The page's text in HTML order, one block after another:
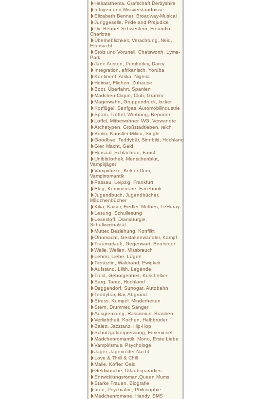
Heiratsthema, Grafschaft Derbyshire
Intrigen und Missverständnisse
Elizabeth Bennet, Broadway-Musical
Junggeselle, Pride and Prejudice
Die Bennet-Schwestern, Freundin
Charlotte
Überheblichkeit, Verachtung, Neid,
Eifersucht
Stolz und Vorurteil, Chatsworth, Lyme-
Park
Jane Austen, Pemberley, Darcy
Integration, afrikanisch, Yoruba
Kontinent, Afrika, Nigeria
Heimat, Fliehen, Zuhause
Boot, Überfahrt, Spanien
Mädchen-Clique, Club, Gramm
Magerwahn, Gruppendruck, locker
Kotflügel, Senfgas, Automobilindustrie
Spam, Trottel, Werbung, Reporter
Löffel, Mitbewohner, WG, Verwandte
Archetypen, Großstadtleben, reich
Berlin, Künstler-Milieu, Single
Goodbye, Teddybär, Sinnbild, Hochland
Gier, Macht, Geld
Hörsaal, Schlachten, Faust
Unibibliothek, Menschenblut,
Vampirjäger
Vampirhexe, Kölner Dom,
Vampirromantik
Passau. Leipzig, Frankfurt
Blog, Kommentare, Facebook
Jugendbuch, Jugendbücher,
Mädchenbücher
Kika, Kaiser, Fiedler, Mothes, LeHuray
Lesung, Schullesung
Lesestoff, Dramaturgie,
Schulkriminalität
Mutter, Beziehung, Konflikt
Ohnmacht, Gestaltenwandler, Kampf
Traumurlaub, Gegenwart, Bootstour
Welle, Wellen, Missbrauch
Lehrer, Liebe, Lügen
Tierärztin, Waldrand, Ewigkeit
Aufstand, Lilith, Legende
Trost, Geborgenheit, Kuscheltier
Sarg, Tante, Hochland
Deggendorf, Surrogat, Autobahn
Teddybär, Bär, Abgrund
Stress, Kumpel, Minderheiten
Stern, Drummer, Sänger
Ausgrenzung, Rassismus, Brasilien
Verliebtheit, Kochen, Halbbruder
Balett, Jazztanz, Hip-Hop
Schutzgelderpressung, Ferieninsel
Mädchenromantik, Mond, Erste Liebe
Vampirismus, Psychologe
Jäger, Jägerin der Nacht
Love & Thrill & Chill
Malle, Koffer, Geld
Geldwäsche, Urlaubsparadies
Entwicklungsroman,Queen Mums
Starke Frauen, Biografie
Irren, Psychiatrie, Philosophie
Mädchenromane, Handy, SMS